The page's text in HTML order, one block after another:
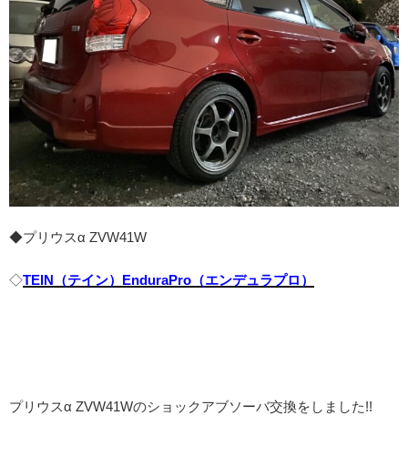
◆プリウスα ZVW41W
◇TEIN（テイン）EnduraPro（エンデュラプロ）
プリウスα ZVW41Wのショックアブソーバ交換をしました!!